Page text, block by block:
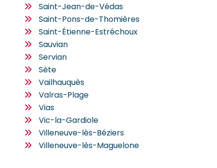
Saint-Jean-de-Védas
Saint-Pons-de-Thomières
Saint-Étienne-Estréchoux
Sauvian
Servian
Sète
Vailhauquès
Valras-Plage
Vias
Vic-la-Gardiole
Villeneuve-lès-Béziers
Villeneuve-lès-Maguelone